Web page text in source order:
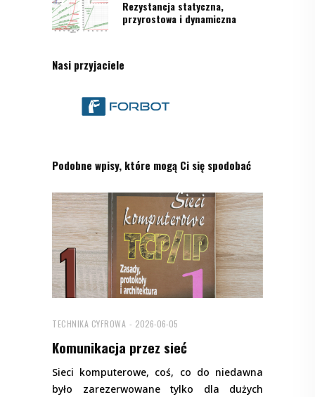
Rezystancja statyczna,
przyrostowa i dynamiczna
Nasi przyjaciele
Podobne wpisy, które mogą Ci się spodobać
TECHNIKA CYFROWA 2026-06-05
Komunikacja przez sieć
Sieci komputerowe, coś, co do niedawna
było zarezerwowane tylko dla dużych